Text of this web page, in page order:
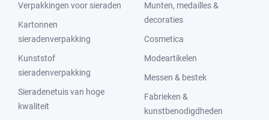
Verpakkingen voor sieraden
Kartonnen
sieradenverpakking
Kunststof
sieradenverpakking
Sieradenetuis van hoge
kwaliteit
Munten, medailles &
decoraties
Cosmetica
Modeartikelen
Messen & bestek
Fabrieken &
kunstbenodigdheden